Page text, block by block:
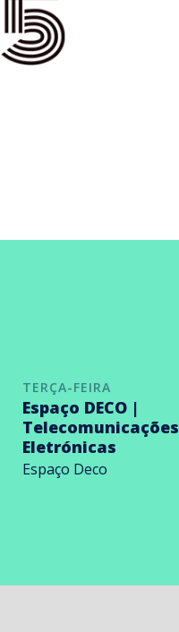
TERÇA-FEIRA
Espaço DECO |
Telecomunicações
Eletrónicas
Espaço Deco